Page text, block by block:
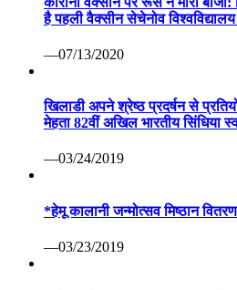
है पहली वैक्सीन सेचेनोव
—07/13/2020
खिलाडी अपने श्रेष्ठ प्रदर्षन से
मेहता 82वीं अखिल भारतीय सिंधिया
—03/24/2019
*हेमू कालानी जन्मोत्सव मिष्ठान
—03/23/2019